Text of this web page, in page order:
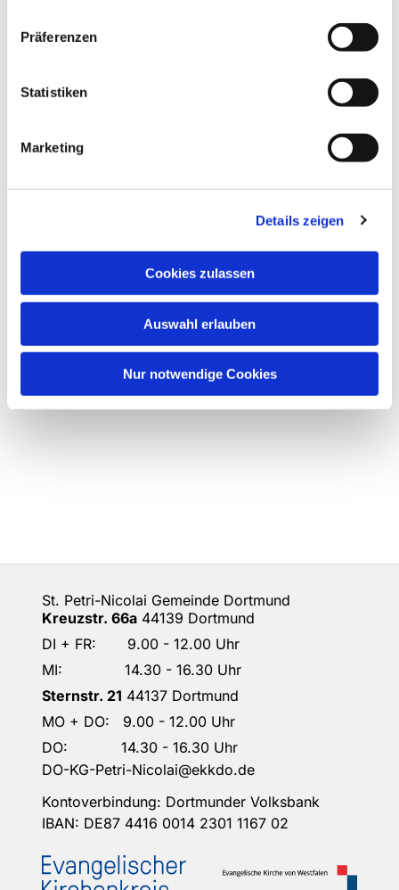
Präferenzen
Statistiken
Marketing
Details zeigen
Cookies zulassen
Auswahl erlauben
Nur notwendige Cookies
Dies könnte Sie auch
St. Petri-Nicolai Gemeinde Dortmund
Kreuzstr. 66a 44139 Dortmund
DI + FR: 9.00 - 12.00 Uhr
MI: 14.30 - 16.30 Uhr
Sternstr. 21 44137 Dortmund
MO + DO: 9.00 - 12.00 Uhr
DO: 14.30 - 16.30 Uhr
DO-KG-Petri-Nicolai@ekkdo.de
Kontoverbindung: Dortmunder Volksbank
IBAN: DE87 4416 0014 2301 1167 02